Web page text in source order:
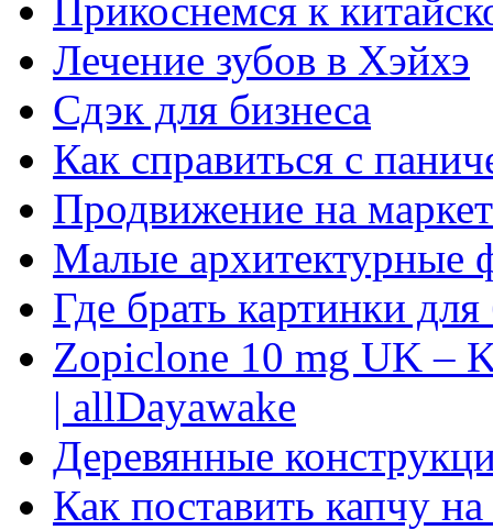
Прикоснемся к
Лечение зубов в Хэйхэ
Сдэк для бизнеса
Как справиться с
Продвижение на
Малые архитектурные
Где брать картинки
Zopiclone 10 mg UK –
| allDayawake
Деревянные
Как поставить капчу